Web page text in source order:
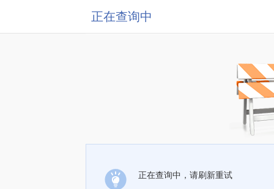
正在查询中
正在查询中，请刷新重试